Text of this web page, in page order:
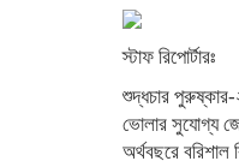
স্টাফ রিপোর্টারঃ
শুদ্ধচার
ভোলার সুযোগ্য
অর্থবছরে